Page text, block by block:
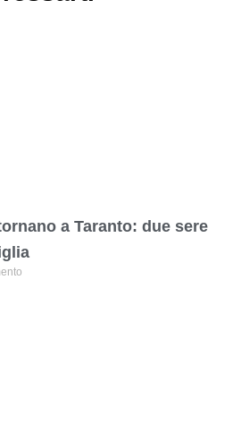
a Taranto: due sere